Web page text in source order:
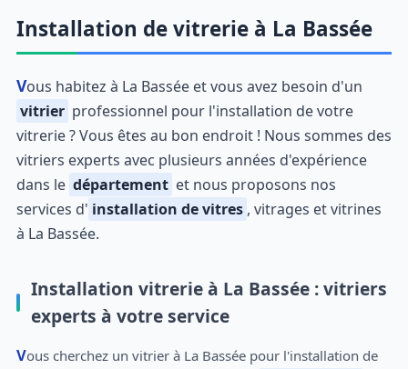
Installation de vitrerie à La Bassée
Vous habitez à La Bassée et vous avez besoin d'un
vitrier professionnel pour l'installation de votre
vitrerie ? Vous êtes au bon endroit ! Nous sommes des
vitriers experts avec plusieurs années d'expérience
dans le département et nous proposons nos
services d' installation de vitres , vitrages et vitrines
à La Bassée.
Installation vitrerie à La Bassée : vitriers
experts à votre service
Vous cherchez un vitrier à La Bassée pour l'installation de